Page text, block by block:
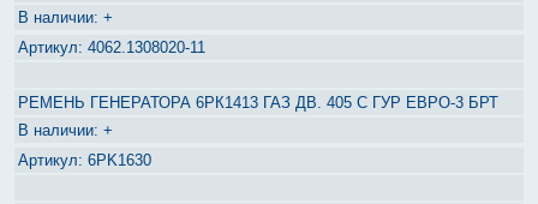
+
4062.1308020-11
РЕМЕНЬ ГЕНЕРАТОРА 6РК1413 ГАЗ ДВ. 405 С ГУР ЕВРО-3 БРТ
+
6PK1630